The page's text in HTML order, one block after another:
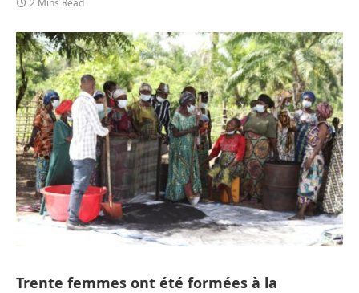
2 Mins Read
Trente femmes ont été formées à la